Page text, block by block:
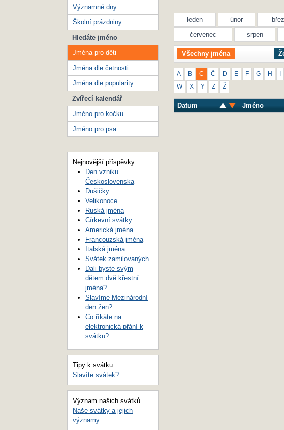
leden únor
červenec
srpen
Všechny jména
A B C Č D E F G H
W X Y Z Ž
Datum Jméno
Významné dny
Školní prázdniny
Hledáte jméno
Jména pro děti
Jména dle četnosti
Jména dle popularity
Zvířecí kalendář
Jméno pro kočku
Jméno pro psa
Nejnovější příspěvky
Den vzniku
Československa
Dušičky
Velikonoce
Ruská jména
Církevní svátky
Americká jména
Francouzská jména
Italská jména
Svátek zamilovaných
Dali byste svým
dětem dvě křestní
jména?
Slavíme Mezinárodní
den žen?
Co říkáte na
elektronická přání k
svátku?
Tipy k svátku
Slavíte svátek?
Význam našich svátků
Naše svátky a jejich
významy